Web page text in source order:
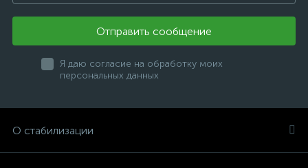
Отправить сообщение
Я даю согласие на обработку моих
персональных данных
О стабилизации